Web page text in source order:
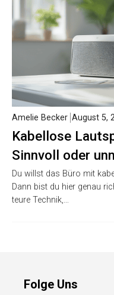
Kabellose
Sinnvoll oder
Amelie Becker August 5,
Du willst das Büro mit
Dann bist du hier genau
teure Technik,…
Folge Uns